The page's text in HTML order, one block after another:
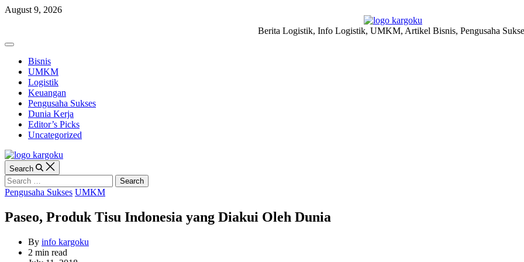
Skip
August 9, 2026
Berita Logistik, Info Logistik, UMKM, Artikel Bisnis, Pengusaha
Off
CanvasBisnis
UMKM
Logistik
Keuangan
Pengusaha Sukses
Dunia Kerja
Editor’s Picks
Uncategorized
Search
Search
for:
Categories
Pengusaha Sukses UMKM
Paseo, Produk Tisu Indonesia yang Diakui Oleh Dunia
By info kargoku
Estimated
2 min read